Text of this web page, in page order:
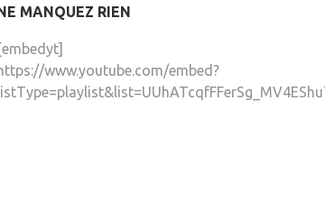
NE MANQUEZ RIEN
[embedyt]
www.youtube.com/embed?